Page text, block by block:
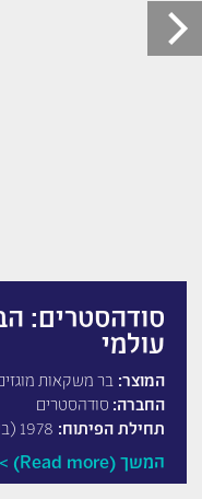
סודהסטרים:
עולמי
המוצר: בר משקאות
החברה: סודהסטרים
תחילת הפיתוח: 1978 (בישראל)
המשך (Read more)